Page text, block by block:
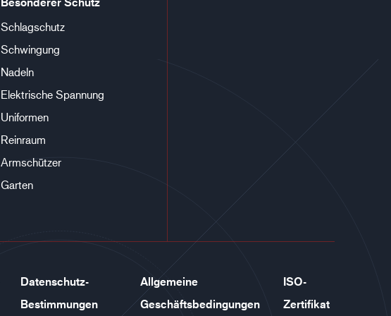
Schlagschutz
Schwingung
Nadeln
Elektrische Spannung
Uniformen
Reinraum
Armschützer
Garten
Datenschutz-
Bestimmungen
Allgemeine
Geschäftsbedingungen
ISO-
Zertifikat